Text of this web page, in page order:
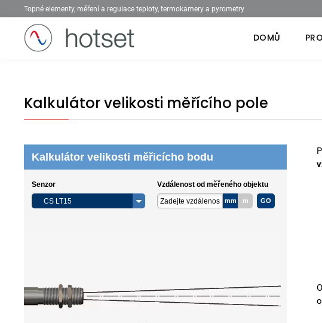
Topné elementy, měření a regulace teploty, termokamery a pyrometry
DOMŮ
Kalkulátor velikosti měřícího pole